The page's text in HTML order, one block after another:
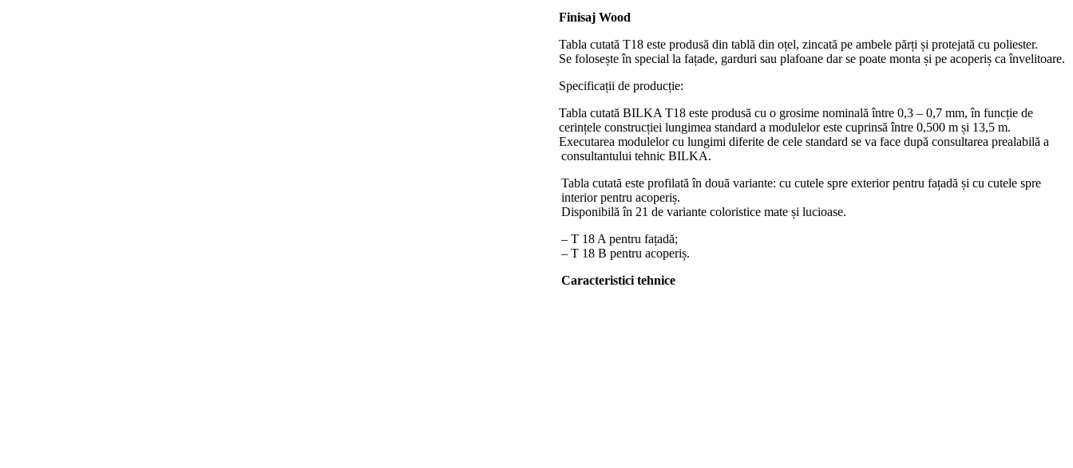
Finisaj Wood
Tabla cutată T18 este produsă din tablă din oțel, zincată pe ambele părți și protejată cu poliester.
Se folosește în special la fațade, garduri sau plafoane dar se poate monta și pe acoperiș ca învelitoare.
Specificații de producție:
Tabla cutată BILKA T18 este produsă cu o grosime nominală între 0,3 – 0,7 mm, în funcție de
cerințele construcției lungimea standard a modulelor este cuprinsă între 0,500 m și 13,5 m.
Executarea modulelor cu lungimi diferite de cele standard se va face după consultarea prealabilă a
consultantului tehnic BILKA.
Tabla cutată este profilată în două variante: cu cutele spre exterior pentru fațadă și cu cutele spre
interior pentru acoperiș.
Disponibilă în 21 de variante coloristice mate și lucioase.
– T 18 A pentru fațadă;
– T 18 B pentru acoperiș.
Caracteristici tehnice